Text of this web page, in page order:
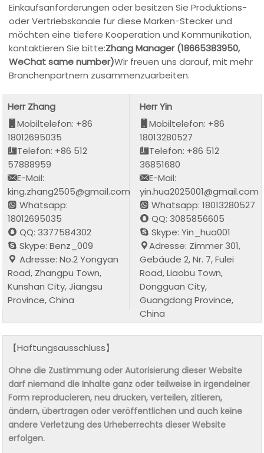
Einkaufsanforderungen oder besitzen Sie Produktions-
oder Vertriebskanäle für diese Marken-Stecker und
möchten eine tiefere Kooperation und Kommunikation,
kontaktieren Sie bitte:Zhang Manager (18665383950,
WeChat same number)Wir freuen uns darauf, mit mehr
Branchenpartnern zusammenzuarbeiten.
Herr Zhang
Mobiltelefon: +86
18012695035
Telefon: +86 512
57888959
E-Mail:
king.zhang2505@gmail.com
Whatsapp:
18012695035
QQ: 3377584302
Skype: Benz_009
Adresse: No.2 Yongyan
Road, Zhangpu Town,
Kunshan City, Jiangsu
Province, China
Herr Yin
Mobiltelefon: +86
18013280527
Telefon: +86 512
36851680
E-Mail:
yin.hua2025001@gmail.com
Whatsapp: 18013280527
QQ: 3085856605
Skype: Yin_hua001
Adresse: Zimmer 301,
Gebäude 2, Nr. 7, Fulei
Road, Liaobu Town,
Dongguan City,
Guangdong Province,
China
【Haftungsausschluss】
Ohne die Zustimmung oder Autorisierung dieser Website
darf niemand die Inhalte ganz oder teilweise in irgendeiner
Form reproducieren, neu drucken, verteilen, zitieren,
ändern, übertragen oder veröffentlichen und auch keine
andere Verletzung des Urheberrechts dieser Website
erfolgen.